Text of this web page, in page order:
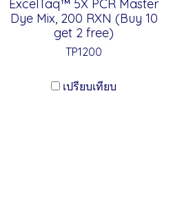
ExcelTaq™ 5X PCR Master
Dye Mix, 200 RXN (Buy 10
get 2 free)
TP1200
เปรียบเทียบ